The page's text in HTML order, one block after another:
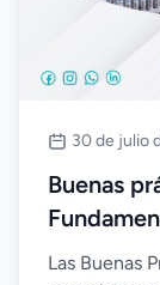
30 de julio
Buenas
Las Buenas